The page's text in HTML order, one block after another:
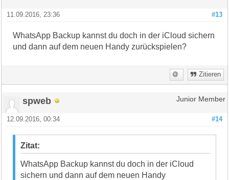
#13
11.09.2016, 23:36
WhatsApp Backup kannst du doch in der iCloud sichern
und dann auf dem neuen Handy zurückspielen?
Zitieren
spweb Junior Member
#14
12.09.2016, 00:34
Zitat:
WhatsApp Backup kannst du doch in der iCloud
sichern und dann auf dem neuen Handy